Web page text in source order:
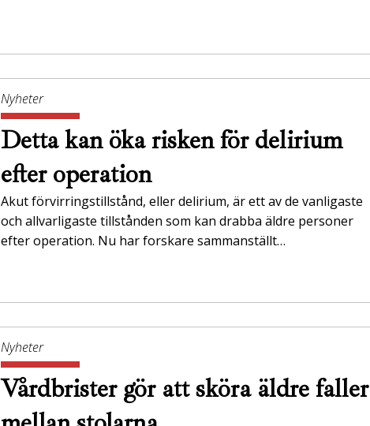
Nyheter
Detta kan öka risken för delirium
efter operation
Akut förvirringstillstånd, eller delirium, är ett av de vanligaste
och allvarligaste tillstånden som kan drabba äldre personer
efter operation. Nu har forskare sammanställt…
Nyheter
Vårdbrister gör att sköra äldre faller